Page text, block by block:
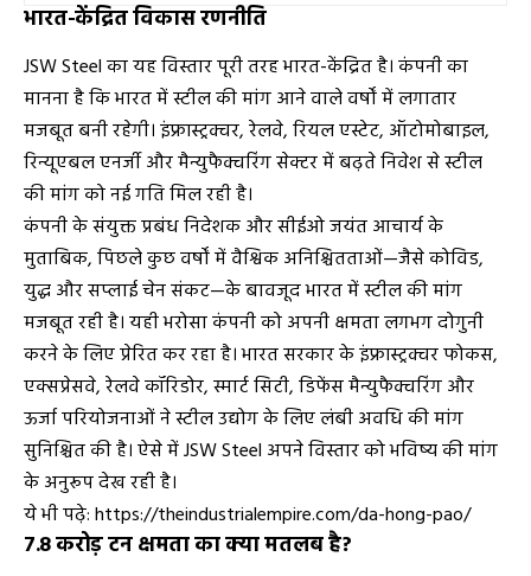
भारत-केंद्रित विकास रणनीति
JSW Steelका यह विस्तार पूरी तरह भारत-केंद्रित है। कंपनी का
मानना है कि भारत में स्टील की मांग आने वाले वर्षों में लगातार
मजबूत बनी रहेगी। इंफ्रास्ट्रक्चर, रेलवे, रियल एस्टेट, ऑटोमोबाइल,
रिन्यूएबल एनर्जी और मैन्युफैक्चरिंग सेक्टर में बढ़ते निवेश से स्टील
की मांग को नई गति मिल रही है।
कंपनी के संयुक्त प्रबंध निदेशक और सीईओ जयंत आचार्य के
मुताबिक, पिछले कुछ वर्षों में वैश्विक अनिश्चितताओं—जैसे कोविड,
युद्ध और सप्लाई चेन संकट—के बावजूद भारत में स्टील की मांग
मजबूत रही है। यही भरोसा कंपनी को अपनी क्षमता लगभग दोगुनी
करने के लिए प्रेरित कर रहा है। भारत सरकार के इंफ्रास्ट्रक्चर फोकस,
एक्सप्रेसवे, रेलवे कॉरिडोर, स्मार्ट सिटी, डिफेंस मैन्युफैक्चरिंग और
ऊर्जा परियोजनाओं ने स्टील उद्योग के लिए लंबी अवधि की मांग
सुनिश्चित की है। ऐसे में JSW Steel अपने विस्तार को भविष्य की मांग
के अनुरूप देख रही है।
ये भी पढ़े:https://theindustrialempire.com/da-hong-pao/
7.8 करोड़ टन क्षमता का क्या मतलब है?